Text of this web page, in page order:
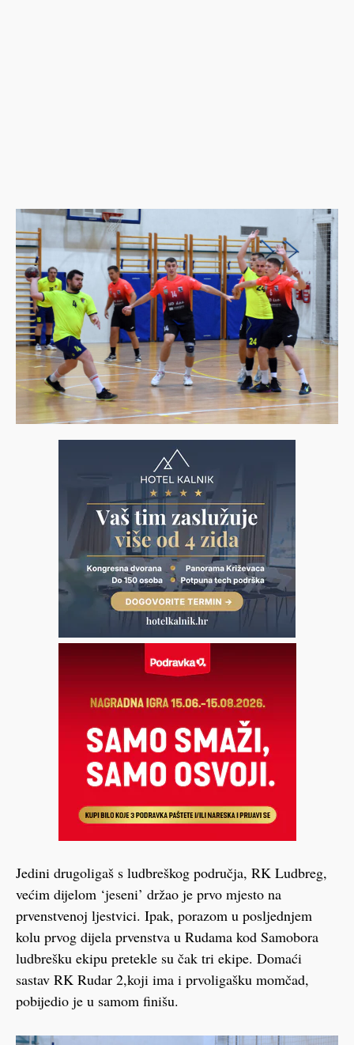
Jedini drugoligaš s ludbreškog područja, RK Ludbreg,
većim dijelom ‘jeseni’ držao je prvo mjesto na
prvenstvenoj ljestvici. Ipak, porazom u posljednjem
kolu prvog dijela prvenstva u Rudama kod Samobora
ludbrešku ekipu pretekle su čak tri ekipe. Domaći
sastav RK Rudar 2,koji ima i prvoligašku momčad,
pobijedio je u samom finišu.